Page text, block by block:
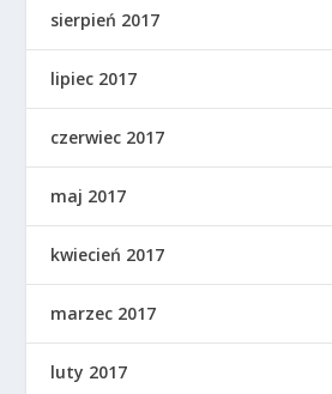
sierpień 2017
lipiec 2017
czerwiec 2017
maj 2017
kwiecień 2017
marzec 2017
luty 2017